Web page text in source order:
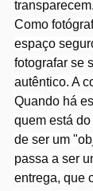
transparecem.
Como
espaço
fotografar se
autêntico. A
Quando há
quem está
de ser um
passa a ser
entrega, que